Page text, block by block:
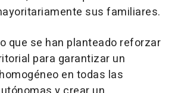
sus familiares.
que se han planteado reforzar
para garantizar un
en todas las